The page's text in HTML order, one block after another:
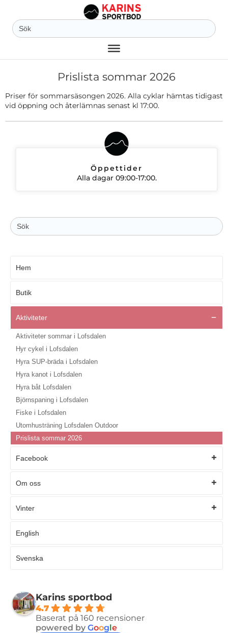
Sök
efter:
Prislista sommar 2026
Priser för sommarsäsongen 2026. Alla cyklar hämtas tidigast
vid öppning och återlämnas senast kl 17:00.
Öppettider
Alla dagar 09:00-17:00.
Sök
efter:
Hem
Butik
Aktiviteter
Aktiviteter sommar i Lofsdalen
Hyr cykel i Lofsdalen
Hyra SUP-bräda i Lofsdalen
Hyra kanot i Lofsdalen
Hyra båt Lofsdalen
Björnspaning i Lofsdalen
Fiske i Lofsdalen
Utomhusträning Lofsdalen Outdoor
Prislista sommar 2026
Facebook
Om oss
Vinter
English
Svenska
Karins sportbod
4.7
Baserat på 160 recensioner
powered by Google